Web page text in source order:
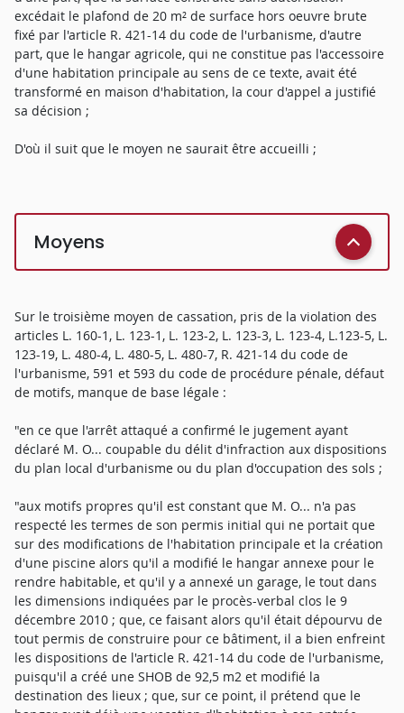
excédait le plafond de 20 m² de surface hors oeuvre brute
fixé par l'article R. 421-14 du code de l'urbanisme, d'autre
part, que le hangar agricole, qui ne constitue pas l'accessoire
d'une habitation principale au sens de ce texte, avait été
transformé en maison d'habitation, la cour d'appel a justifié
sa décision ;
D'où il suit que le moyen ne saurait être accueilli ;
Moyens
Sur le troisième moyen de cassation, pris de la violation des
articles L. 160-1, L. 123-1, L. 123-2, L. 123-3, L. 123-4, L.123-5, L.
123-19, L. 480-4, L. 480-5, L. 480-7, R. 421-14 du code de
l'urbanisme, 591 et 593 du code de procédure pénale, défaut
de motifs, manque de base légale :
"en ce que l'arrêt attaqué a confirmé le jugement ayant
déclaré M. O... coupable du délit d'infraction aux dispositions
du plan local d'urbanisme ou du plan d'occupation des sols ;
"aux motifs propres qu'il est constant que M. O... n'a pas
respecté les termes de son permis initial qui ne portait que
sur des modifications de l'habitation principale et la création
d'une piscine alors qu'il a modifié le hangar annexe pour le
rendre habitable, et qu'il y a annexé un garage, le tout dans
les dimensions indiquées par le procès-verbal clos le 9
décembre 2010 ; que, ce faisant alors qu'il était dépourvu de
tout permis de construire pour ce bâtiment, il a bien enfreint
les dispositions de l'article R. 421-14 du code de l'urbanisme,
puisqu'il a créé une SHOB de 92,5 m2 et modifié la
destination des lieux ; que, sur ce point, il prétend que le